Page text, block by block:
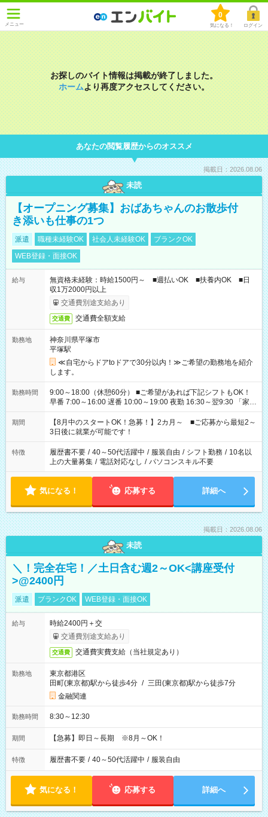
メニュー
0
気になる！ ログイン
お探しのバイト情報は掲載が終了しました。
ホームより再度アクセスしてください。
あなたの閲覧履歴からのオススメ
掲載日：2026.08.06
未読
【オープニング募集】おばあちゃんのお散歩付
き添いも仕事の1つ
派遣 職種未経験OK 社会人未経験OK
ブランクOK
WEB登録・面接OK
給与
無資格未経験：時給1500円～ ■週払いOK ■扶養内OK ■日
収1万2000円以上
交通費別途支給あり
交通費 交通費全額支給
勤務地
神奈川県平塚市
平塚駅
≪自宅からドアtoドアで30分以内！≫ご希望の勤務地を紹介
します。
勤務時間
9:00～18:00（休憩60分） ■ご希望があれば下記シフトもOK！
早番 7:00～16:00 遅番 10:00～19:00 夜勤 16:30～翌9:30 「家族
と休みを合わせたい」 「余裕を持って夕飯の準備がしたい」
「できれば残業はしたくない」 など、ご希望を教えてください
ね。 ※Wワーク希望の方へ 今ご覧のお仕事で希望する勤務時間
と、もう1つのお仕事の勤務時間。 合計で週40時間を超える場
合は応募できません。
期間
【8月中のスタートOK！急募！】2カ月～ ■ご応募から最短2～
3日後に就業が可能です！
特徴 履歴書不要 / 40～50代活躍中 / 服装自由 / シフト勤務 / 10名以
上の大量募集 / 電話対応なし / パソコンスキル不要
気になる！ 応募する 詳細へ
掲載日：2026.08.06
未読
＼！完全在宅！／土日含む週2～OK<講座受付
>@2400円
派遣 ブランクOK WEB登録・面接OK
給与
時給2400円＋交
交通費別途支給あり
交通費 交通費実費支給（当社規定あり）
勤務地
東京都港区
田町(東京都)駅から徒歩4分 / 三田(東京都)駅から徒歩7分
金融関連
勤務時間 8:30～12:30
期間 【急募】即日～長期 ※8月～OK！
特徴 履歴書不要 / 40～50代活躍中 / 服装自由
気になる！ 応募する 詳細へ